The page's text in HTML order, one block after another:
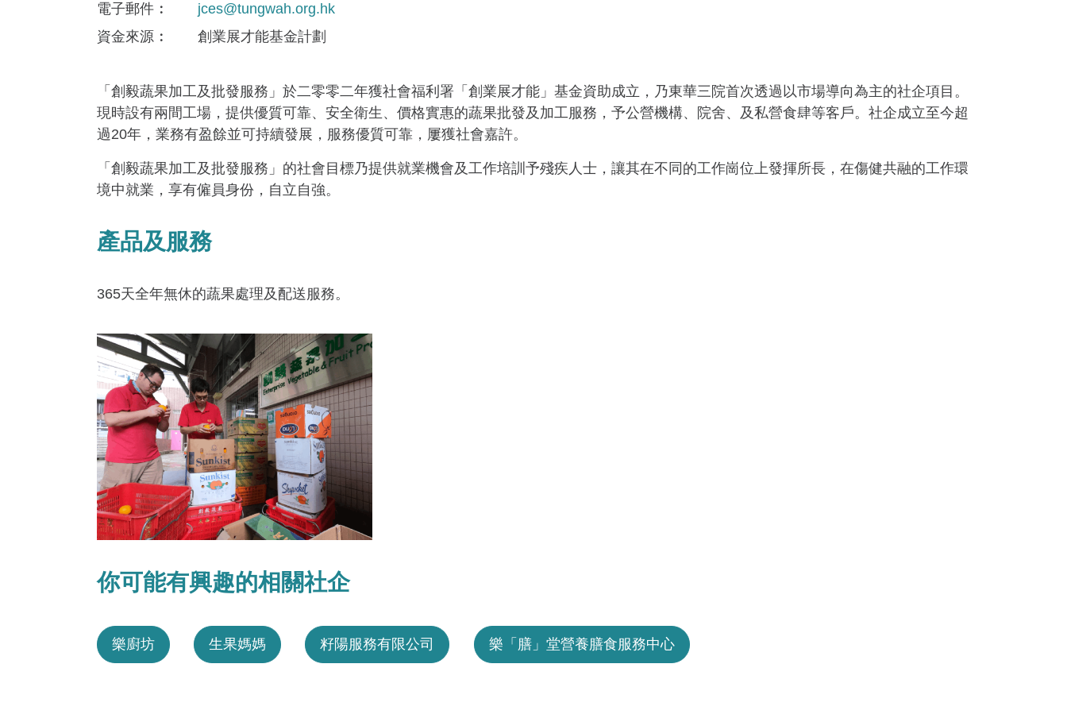
電子郵件
jces@tungwah.org.hk
資金來​源
創業展才能基金計劃
「創毅蔬果加工及批發服務」於二零零二年獲社會福利署「創業展才能」基金資助成立，乃東華三院首次透過以市場導向為主的社企項目。
現時設有兩間工場，提供優質可靠、安全衛生、價格實惠的蔬果批發及加工服務，予公營機構、院舍、及私營食肆等客戶。社企成立至今超
過20年，業務有盈餘並可持續發展，服務優質可靠，屢獲社會嘉許。
「創毅蔬果加工及批發服務」的社會目標乃提供就業機會及工作培訓予殘疾人士，讓其在不同的工作崗位上發揮所長，在傷健共融的工作環
境中就業，享有僱員身份，自立自強。
產品及服務
365天全年無休的蔬果處理及配送服務。
你可能有興趣的相關社企
樂廚坊 生果媽媽 籽陽服務有限公司 樂「膳」堂營養膳食服務中心